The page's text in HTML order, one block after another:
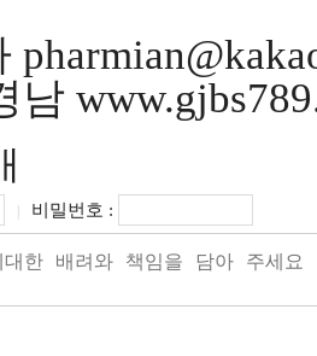
비밀번호 :